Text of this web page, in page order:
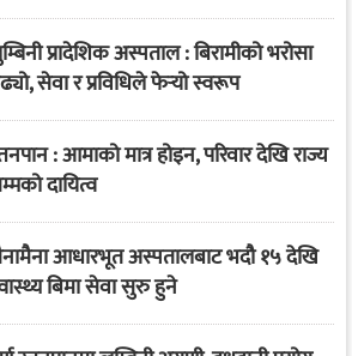
प्रादेशिक अस्पताल : बिरामीको भरोसा
सेवा र प्रविधिले फेर्‍यो स्वरूप
: आमाको मात्र होइन, परिवार देखि राज्य
दायित्व
आधारभूत अस्पतालबाट भदौ १५ देखि
बिमा सेवा सुरु हुने